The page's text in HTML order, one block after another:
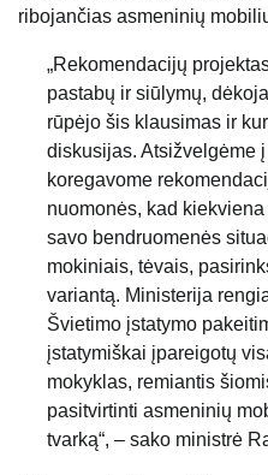
ribojančias asmeninių
„Rekomendacijų
pastabų ir siūlymų,
rūpėjo šis klausimas ir
diskusijas. Atsižvelgėme
koregavome
nuomonės, kad
savo bendruomenės
mokiniais, tėvais,
variantą. Ministerija
Švietimo įstatymo
įstatymiškai įpareigotų
mokyklas, remiantis
pasitvirtinti asmeninių
tvarką“, – sako ministrė